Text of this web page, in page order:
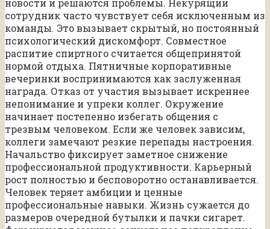
новости и решаются проблемы. Некурящий
сотрудник часто чувствует себя исключенным из
команды. Это вызывает скрытый, но постоянный
психологический дискомфорт. Совместное
распитие спиртного считается общепринятой
нормой отдыха. Пятничные корпоративные
вечеринки воспринимаются как заслуженная
награда. Отказ от участия вызывает искреннее
непонимание и упреки коллег. Окружение
начинает постепенно избегать общения с
трезвым человеком. Если же человек зависим,
коллеги замечают резкие перепады настроения.
Начальство фиксирует заметное снижение
профессиональной продуктивности. Карьерный
рост полностью и бесповоротно останавливается.
Человек теряет амбиции и ценные
профессиональные навыки. Жизнь сужается до
размеров очередной бутылки и пачки сигарет.